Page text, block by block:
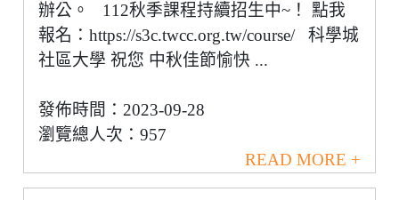
辦公。 112秋季課程持續招生中~！ 點我
報名：https://s3c.twcc.org.tw/course/ 科學城
社區大學 祝您 中秋佳節愉快 ...
發佈時間：2023-09-28
瀏覽總人次：957
READ MORE +